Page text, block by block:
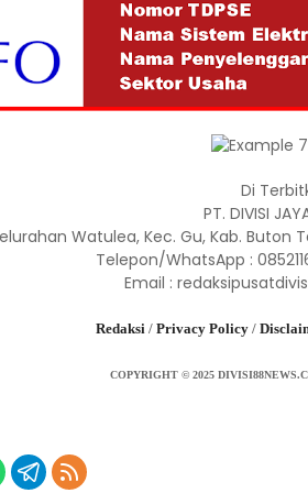
Di
PT. DIVISI
Watulea, Kec. Gu, Kab. Buton
Telepon/WhatsApp :
Email :
Redaksi / Privacy Policy /
COPYRIGHT © 2025